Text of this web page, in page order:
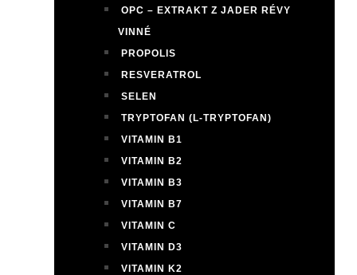
OPC – EXTRAKT Z JADER RÉVY
VINNÉ
PROPOLIS
RESVERATROL
SELEN
TRYPTOFAN (L-TRYPTOFAN)
VITAMIN B1
VITAMIN B2
VITAMIN B3
VITAMIN B7
VITAMIN C
VITAMIN D3
VITAMIN K2